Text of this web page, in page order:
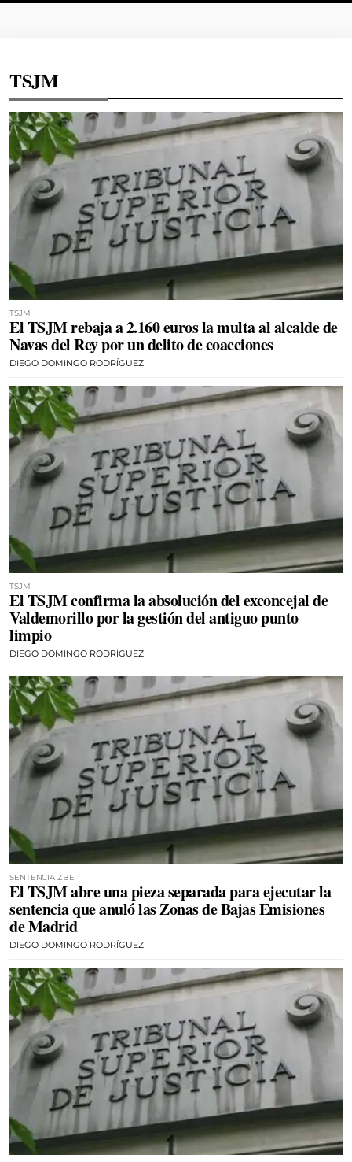
TSJM
TSJM
El TSJM rebaja a 2.160 euros la multa al alcalde de
Navas del Rey por un delito de coacciones
DIEGO DOMINGO RODRÍGUEZ
TSJM
El TSJM confirma la absolución del exconcejal de
Valdemorillo por la gestión del antiguo punto
limpio
DIEGO DOMINGO RODRÍGUEZ
SENTENCIA ZBE
El TSJM abre una pieza separada para ejecutar la
sentencia que anuló las Zonas de Bajas Emisiones
de Madrid
DIEGO DOMINGO RODRÍGUEZ